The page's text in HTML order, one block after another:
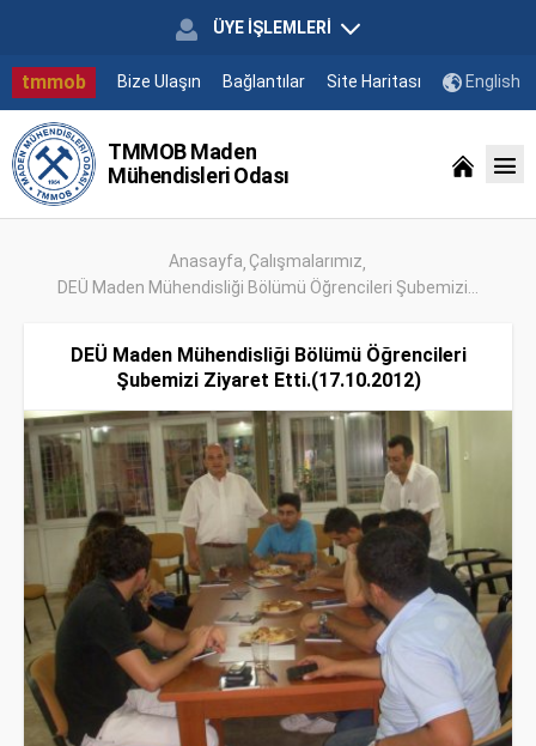
ÜYE İŞLEMLERİ
tmmob Bize Ulaşın Bağlantılar Site Haritası English
TMMOB Maden
Mühendisleri Odası
Anasayfa Çalışmalarımız
DEÜ Maden Mühendisliği Bölümü Öğrencileri Şubemizi...
DEÜ Maden Mühendisliği Bölümü Öğrencileri
Şubemizi Ziyaret Etti.(17.10.2012)